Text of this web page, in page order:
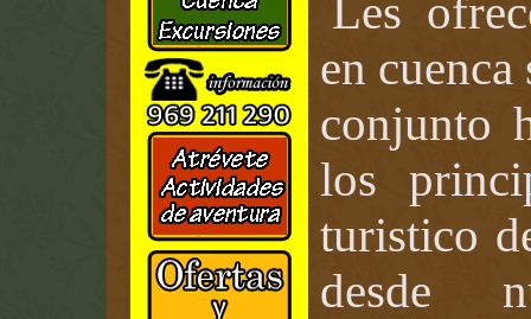
Les
en
conjunto
los
turistico
desde